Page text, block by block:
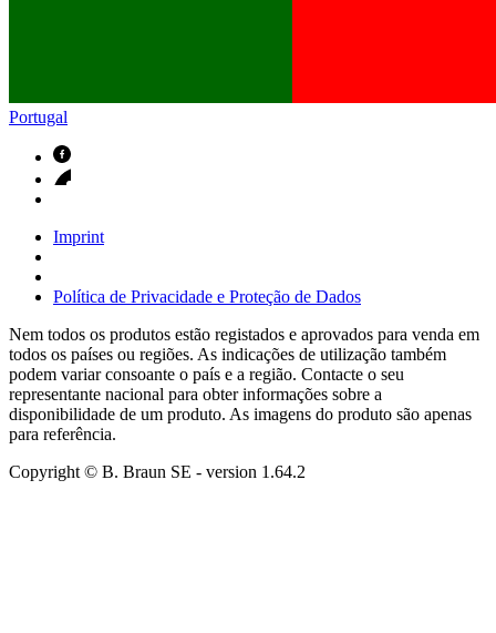
Portugal
Imprint
Política de Privacidade e Proteção de Dados
Nem todos os produtos estão registados e aprovados para venda em
todos os países ou regiões. As indicações de utilização também
podem variar consoante o país e a região. Contacte o seu
representante nacional para obter informações sobre a
disponibilidade de um produto. As imagens do produto são apenas
para referência.
Copyright © B. Braun SE - version 1.64.2